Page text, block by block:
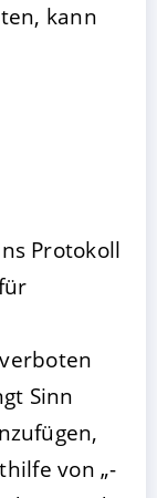
kann
Protokoll
Sinn
von „-